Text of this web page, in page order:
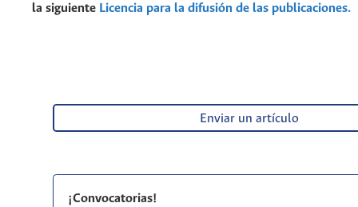
la siguiente Licencia para la difusión de las publicaciones.
Enviar un artículo
¡Convocatorias!